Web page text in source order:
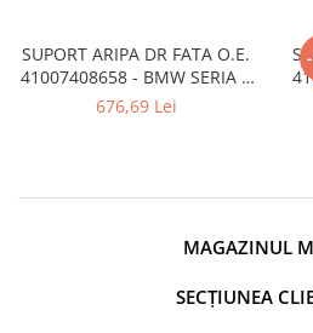
Panou acoperire trigger
Rama radiator
SUPORT ARIPA DR FATA O.E.
41007408658 - BMW SERIA 2
F45 F46
676,69 Lei
MAGAZINUL
SECȚIUNEA